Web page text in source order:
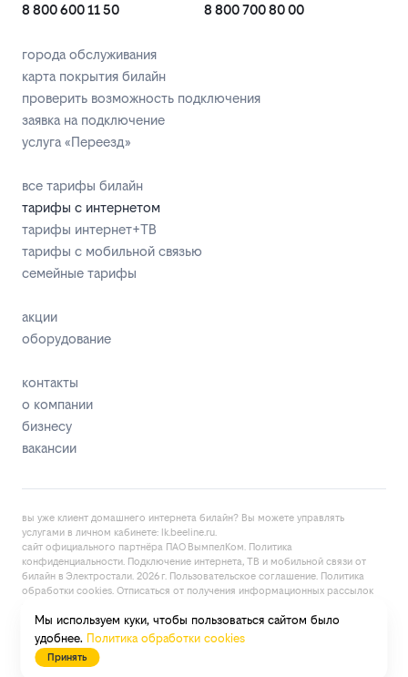
8 800 600 11 50 8 800 700 80 00
города обслуживания
карта покрытия билайн
проверить возможность подключения
заявка на подключение
услуга «Переезд»
все тарифы билайн
тарифы с интернетом
тарифы интернет+ТВ
тарифы с мобильной связью
семейные тарифы
акции
оборудование
контакты
о компании
бизнесу
вакансии
вы уже клиент домашнего интернета билайн? Вы можете управлять
услугами в личнoм кaбинeтe: lk.bееlinе.ru.
сайт официального партнёра ПАО ВымпелКом. Политика
конфиденциальности. Подключение интернета, ТВ и мобильной связи от
билайн в Электростали. 2026 г. Пользовательское соглашение. Политика
обработки cookies. Отписаться от получения информационных рассылок
договор об оказании услуг связикарта сайта
Мы используем куки, чтобы пользоваться сайтом было
удобнее. Политика обработки cookies
Принять